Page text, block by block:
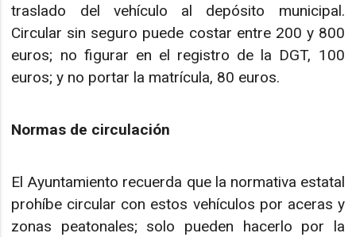
traslado del vehículo al depósito municipal.
Circular sin seguro puede costar entre 200 y 800
euros; no figurar en el registro de la DGT, 100
euros; y no portar la matrícula, 80 euros.
Normas de circulación
El Ayuntamiento recuerda que la normativa estatal
prohíbe circular con estos vehículos por aceras y
zonas peatonales; solo pueden hacerlo por la